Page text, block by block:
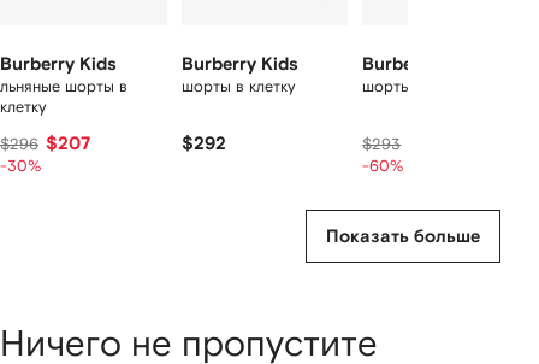
Burberry Kids
льняные шорты в
клетку
$296 $207
-30%
Burberry Kids
шорты в клетку
$292
Burberry Kids
шорты в клетку
$293
-60%
Показать больше
Ничего не пропустите